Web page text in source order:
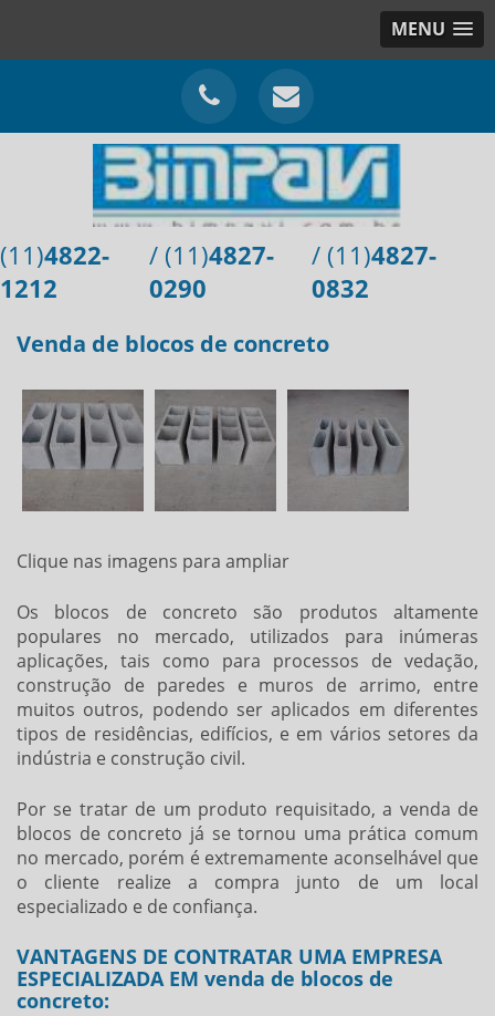
MENU
(11)4822-
1212
/ (11)4827-
0290
/ (11)4827-
0832
Venda de blocos de concreto
Clique nas imagens para ampliar
Os blocos de concreto são produtos altamente
populares no mercado, utilizados para inúmeras
aplicações, tais como para processos de vedação,
construção de paredes e muros de arrimo, entre
muitos outros, podendo ser aplicados em diferentes
tipos de residências, edifícios, e em vários setores da
indústria e construção civil.
Por se tratar de um produto requisitado, a venda de
blocos de concreto já se tornou uma prática comum
no mercado, porém é extremamente aconselhável que
o cliente realize a compra junto de um local
especializado e de confiança.
VANTAGENS DE CONTRATAR UMA EMPRESA
ESPECIALIZADA EM venda de blocos de
concreto: